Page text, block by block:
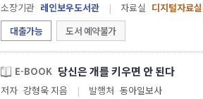
소장기관 레인보우도서관 | 자료실 디지털자료실
대출가능
도서 예약불가
E-BOOK 당신은 개를 키우면 안 된다
저자 강형욱 지음 | 발행처 동아일보사